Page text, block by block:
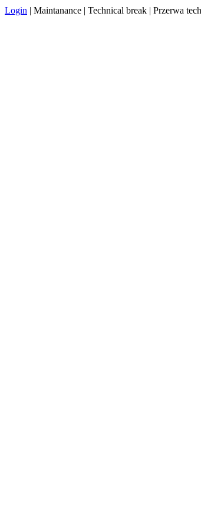
Login | Maintanance | Technical break | Przerwa